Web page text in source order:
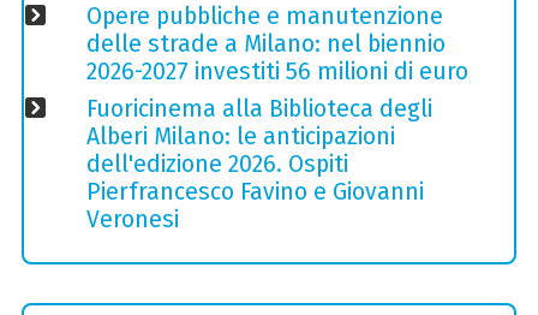
Opere pubbliche e manutenzione
delle strade a Milano: nel biennio
2026-2027 investiti 56 milioni di euro
Fuoricinema alla Biblioteca degli
Alberi Milano: le anticipazioni
dell'edizione 2026. Ospiti
Pierfrancesco Favino e Giovanni
Veronesi